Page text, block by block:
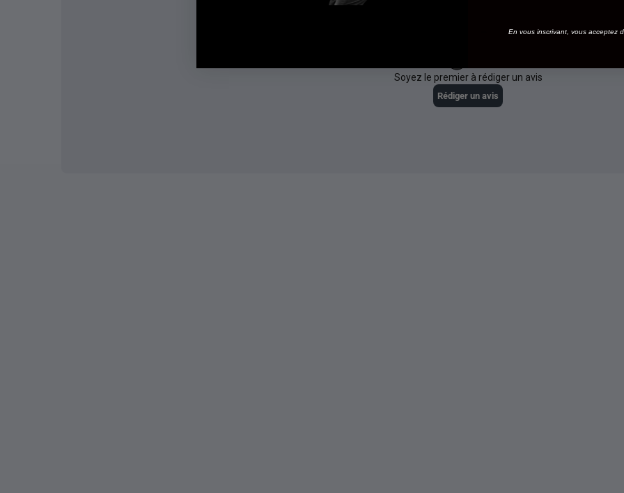
En vous inscrivant, vous acceptez